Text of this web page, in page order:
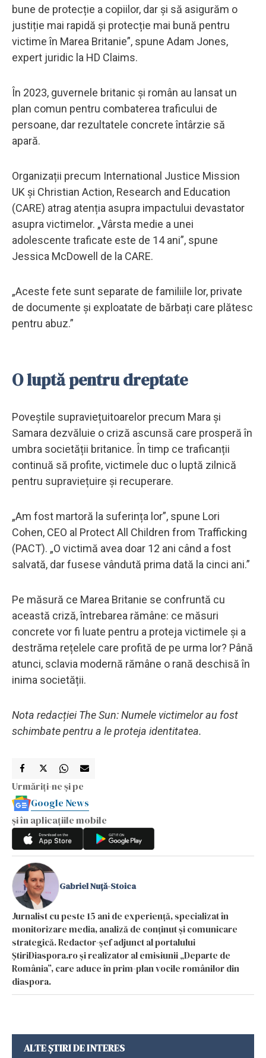
bune de protecție a copiilor, dar și să asigurăm o
justiție mai rapidă și protecție mai bună pentru
victime în Marea Britanie”, spune Adam Jones,
expert juridic la HD Claims.
În 2023, guvernele britanic și român au lansat un
plan comun pentru combaterea traficului de
persoane, dar rezultatele concrete întârzie să
apară.
Organizații precum International Justice Mission
UK și Christian Action, Research and Education
(CARE) atrag atenția asupra impactului devastator
asupra victimelor. „Vârsta medie a unei
adolescente traficate este de 14 ani”, spune
Jessica McDowell de la CARE.
„Aceste fete sunt separate de familiile lor, private
de documente și exploatate de bărbați care plătesc
pentru abuz.”
O luptă pentru dreptate
Poveștile supraviețuitoarelor precum Mara și
Samara dezvăluie o criză ascunsă care prosperă în
umbra societății britanice. În timp ce traficanții
continuă să profite, victimele duc o luptă zilnică
pentru supraviețuire și recuperare.
„Am fost martoră la suferința lor”, spune Lori
Cohen, CEO al Protect All Children from Trafficking
(PACT). „O victimă avea doar 12 ani când a fost
salvată, dar fusese vândută prima dată la cinci ani.”
Pe măsură ce Marea Britanie se confruntă cu
această criză, întrebarea rămâne: ce măsuri
concrete vor fi luate pentru a proteja victimele și a
destrăma rețelele care profită de pe urma lor? Până
atunci, sclavia modernă rămâne o rană deschisă în
inima societății.
Nota redacției The Sun: Numele victimelor au fost
schimbate pentru a le proteja identitatea.
Urmăriți-ne și pe
Google News
și în aplicațiile mobile
Gabriel Nuță-Stoica
Jurnalist cu peste 15 ani de experiență, specializat în
monitorizare media, analiză de conținut și comunicare
strategică. Redactor-șef adjunct al portalului
ȘtiriDiaspora.ro și realizator al emisiunii „Departe de
România”, care aduce în prim-plan vocile românilor din
diaspora.
ALTE ȘTIRI DE INTERES